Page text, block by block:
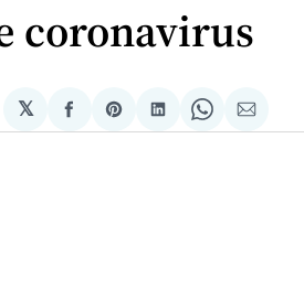
coronavirus
𝕏
Compartir
en
Share
on
Compartir
en
Share
on
via